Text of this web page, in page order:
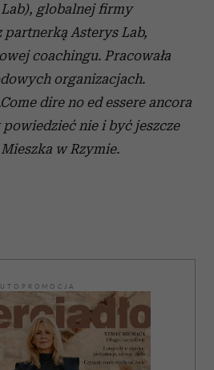
globalnej firmy
Asterys Lab,
coachingu. Pracowała
organizacjach.
dire no ed essere ancora
nie i być jeszcze
w Rzymie.